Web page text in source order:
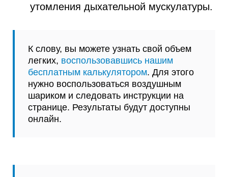
утомления дыхательной мускулатуры.
К слову, вы можете узнать свой объем
легких, воспользовавшись нашим
бесплатным калькулятором. Для этого
нужно воспользоваться воздушным
шариком и следовать инструкции на
странице. Результаты будут доступны
онлайн.